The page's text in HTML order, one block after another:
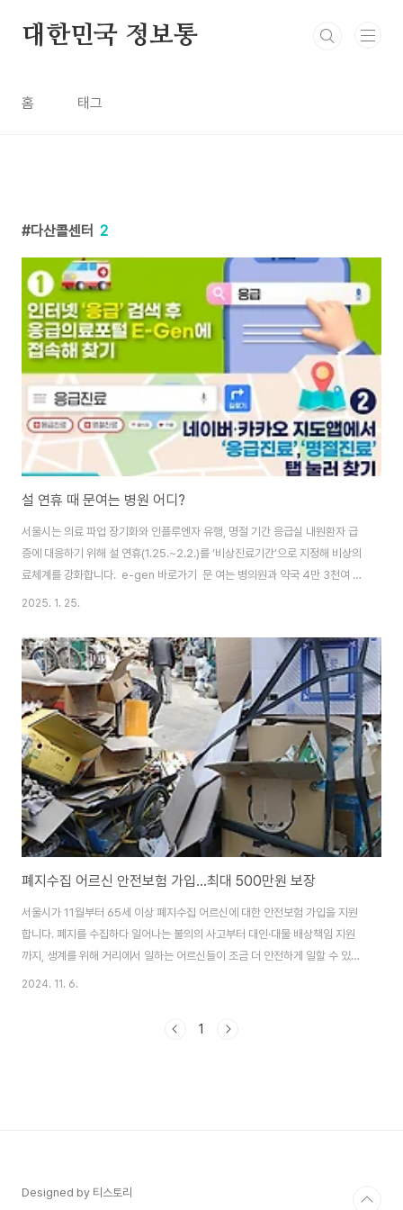
대한민국 정보통
홈 태그
다산콜센터 2
설 연휴 때 문여는 병원 어디?
서울시는 의료 파업 장기화와 인플루엔자 유행, 명절 기간 응급실 내원환자 급
증에 대응하기 위해 설 연휴(1.25.~2.2.)를 ‘비상진료기간’으로 지정해 비상의
료체계를 강화합니다. e-gen 바로가기 문 여는 병의원과 약국 4만 3천여 곳
을 운영하고, 보건소와 시립병원은 비상진료반을 운영합니다. 인플루엔자 환자
한 응급의료체계 24시간 운영 우선, 긴급한 환자를 위한 응급의료체계는 설 연
휴에도 평소와 같이 24시간 운영하고 서울대학교병원 등 권역·지역응급의료
센터 31개소, 서울시 서남병원 등 지역응급의료기관 18개소, 응급실 운영병원
21개소 등 총 70개소가 상시 운영됩니다. 서울시 25개 보건소와 7개 시립병
원은 설 ..
2025. 1. 25.
폐지수집 어르신 안전보험 가입…최대 500만원 보장
서울시가 11월부터 65세 이상 폐지수집 어르신에 대한 안전보험 가입을 지원
합니다. 폐지를 수집하다 일어나는 불의의 사고부터 대인·대물 배상책임 지원
까지, 생계를 위해 거리에서 일하는 어르신들이 조금 더 안전하게 일할 수 있는
환경을 조성하겠다는 계획입니다. ‘폐지수집 노인 실태조사’(한국노인인력개
2024. 11. 6.
1
Designed by 티스토리